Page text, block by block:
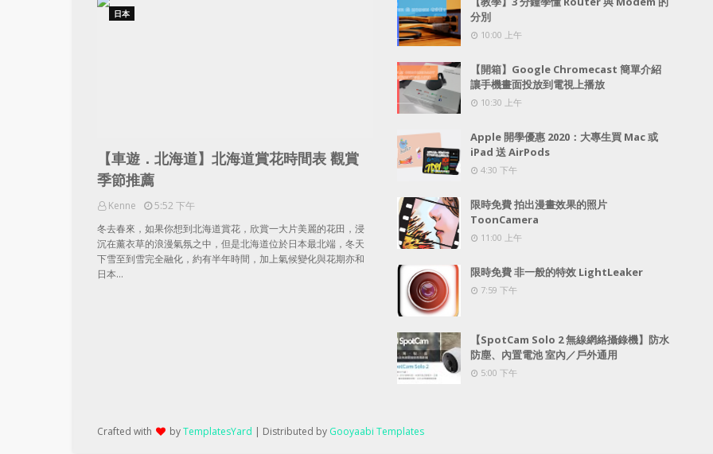
日本
【車遊．北海道】北海道賞花時間表 觀賞
季節推薦
Kenne
5:52 下午
冬去春來，如果你想到北海道賞花，欣賞一大片美麗的花田，浸
沉在薰衣草的浪漫氣氛之中，但是北海道位於日本最北端，冬天
下雪至到雪完全融化，約有半年時間，加上氣候變化與花期亦和
日本…
分別
10:00 上午
【開箱】Google Chromecast 簡單介紹
讓手機畫面投放到電視上播放
10:30 上午
Apple 開學優惠 2020：大專生買 Mac 或
iPad 送 AirPods
4:30 下午
限時免費 拍出漫畫效果的照片
ToonCamera
11:00 上午
限時免費 非一般的特效 LightLeaker
7:59 下午
【SpotCam Solo 2 無線網絡攝錄機】防水
防塵、內置電池 室內／戶外通用
5:00 下午
Crafted with byTemplatesYard | Distributed by Gooyaabi Templates